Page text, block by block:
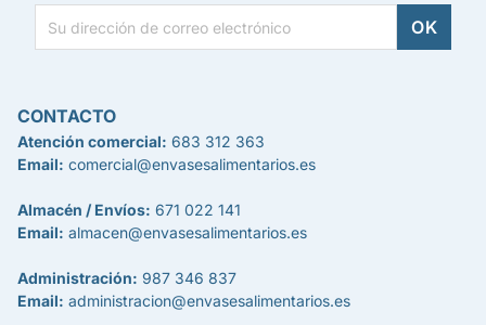
CONTACTO
Atención comercial: 683 312 363
Email: comercial@envasesalimentarios.es
Almacén / Envíos: 671 022 141
Email: almacen@envasesalimentarios.es
Administración: 987 346 837
Email: administracion@envasesalimentarios.es